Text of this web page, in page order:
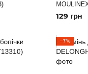
129 грн
−7%